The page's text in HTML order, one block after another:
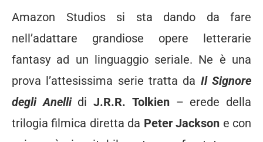
Amazon Studios si sta dando da fare
nell’adattare grandiose opere letterarie
fantasy ad un linguaggio seriale. Ne è una
prova l’attesissima serie tratta da Il Signore
degli AnellidiJ.R.R. Tolkien– erede della
trilogia filmica diretta da Peter Jackson e con